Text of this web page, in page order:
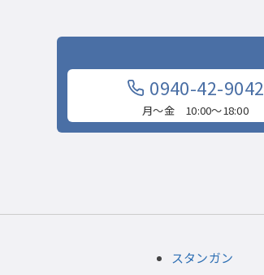
0940-42-9042
月〜金 10:00〜18:00
スタンガン